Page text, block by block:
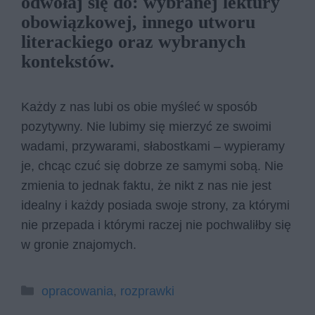
obowiązkowej, innego utworu
literackiego oraz wybranych
kontekstów.
Każdy z nas lubi os obie myśleć w sposób
pozytywny. Nie lubimy się mierzyć ze swoimi
wadami, przywarami, słabostkami – wypieramy
je, chcąc czuć się dobrze ze samymi sobą. Nie
zmienia to jednak faktu, że nikt z nas nie jest
idealny i każdy posiada swoje strony, za którymi
nie przepada i którymi raczej nie pochwaliłby się
w gronie znajomych.
Kategorie
opracowania, rozprawki